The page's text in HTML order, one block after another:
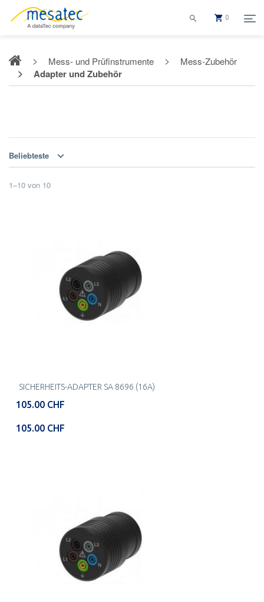
0
Mess- und Prüfinstrumente Mess-Zubehör
Adapter und Zubehör
Beliebteste
1–10 von 10
SICHERHEITS-ADAPTER SA 8696 (16A)
105.00 CHF
105.00 CHF